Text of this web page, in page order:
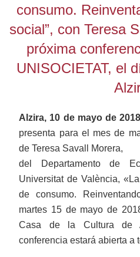
consumo.
social”, con Teresa
próxima
UNISOCIETAT, el
Alzira, 10 de mayo de
presenta para el mes de
de Teresa Savall Morera,
del Departamento de
Universitat de València,
de consumo.
martes 15 de mayo de
Casa de la Cultura de
conferencia estará abierta a